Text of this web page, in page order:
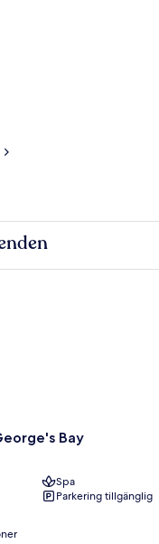
Bay
Spa
Parkering tillgänglig
Bay